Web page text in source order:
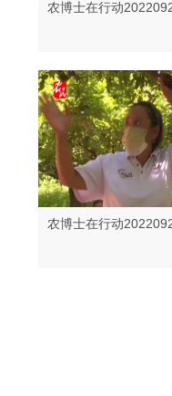
农博士在行动
农博士在行动